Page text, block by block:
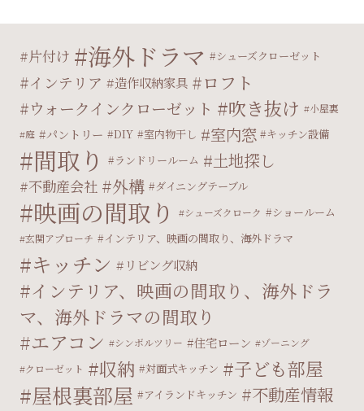
片付け 海外ドラマ シューズクローゼット
インテリア 造作収納家具 ロフト
ウォークインクローゼット 吹き抜け
小屋裏
庭
パントリー DIY 室内物干し 室内窓 キッチン設備
間取り ランドリールーム 土地探し
不動産会社 外構 ダイニングテーブル
映画の間取り シューズクローク ショールーム
玄関アプローチ インテリア、映画の間取り、海外ドラマ
キッチン リビング収納
インテリア、映画の間取り、海外ドラ
マ、海外ドラマの間取り
エアコン シンボルツリー 住宅ローン
ゾーニング
クローゼット
収納 対面式キッチン 子ども部屋
屋根裏部屋 アイランドキッチン 不動産情報